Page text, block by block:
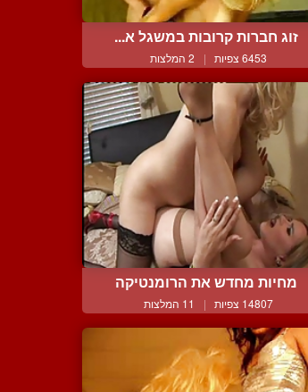
זוג חברות קרובות במשגל א...
6453 צפיות | 2 המלצות
מחיות מחדש את הרומנטיקה
14807 צפיות | 11 המלצות